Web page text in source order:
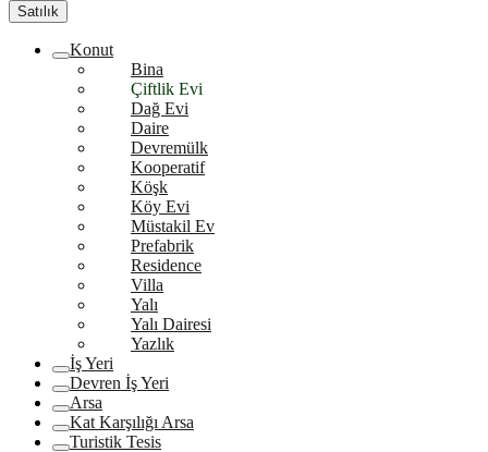
Satılık
Konut
Bina
Çiftlik Evi
Dağ Evi
Daire
Devremülk
Kooperatif
Köşk
Köy Evi
Müstakil Ev
Prefabrik
Residence
Villa
Yalı
Yalı Dairesi
Yazlık
İş Yeri
Devren İş Yeri
Arsa
Kat Karşılığı Arsa
Turistik Tesis